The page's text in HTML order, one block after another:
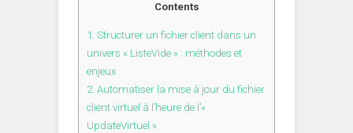
Contents
1. Structurer un fichier client dans un
univers « ListeVide » : méthodes et
enjeux
2. Automatiser la mise à jour du fichier
client virtuel à l’heure de l’«
UpdateVirtuel »